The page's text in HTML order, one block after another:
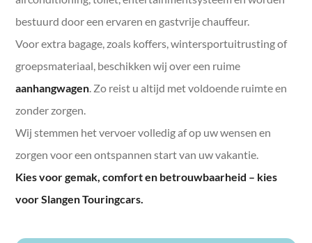
bestuurd door een ervaren en gastvrije chauffeur.
Voor extra bagage, zoals koffers, wintersportuitrusting of
groepsmateriaal, beschikken wij over een ruime
aanhangwagen. Zo reist u altijd met voldoende ruimte en
zonder zorgen.
Wij stemmen het vervoer volledig af op uw wensen en
zorgen voor een ontspannen start van uw vakantie.
Kies voor gemak, comfort en betrouwbaarheid – kies
voor Slangen Touringcars.